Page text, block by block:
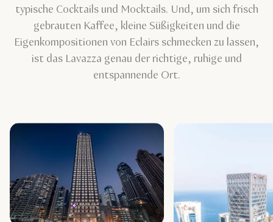
typische Cocktails und Mocktails. Und, um sich frisch
gebrauten Kaffee, kleine Süßigkeiten und die
Eigenkompositionen von Eclairs schmecken zu lassen,
ist das Lavazza genau der richtige, ruhige und
entspannende Ort.